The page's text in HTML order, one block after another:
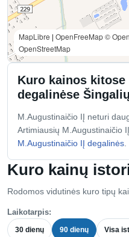
Kuro kainų
Rodomos vidutinės kuro tipų
Laikotarpis:
30 dienų 90 dienų Visa
MapLibre | OpenFreeMap©
OpenStreetMap
Kuro kainos
degalinėse
M.Augustinaičio IĮ neturi
Artimiausių M.Augustinaičio
M.Augustinaičio IĮ degalinės